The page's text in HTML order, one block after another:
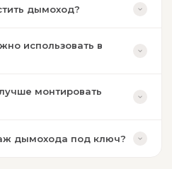
дымоход?
использовать в
монтировать
дымохода под ключ?